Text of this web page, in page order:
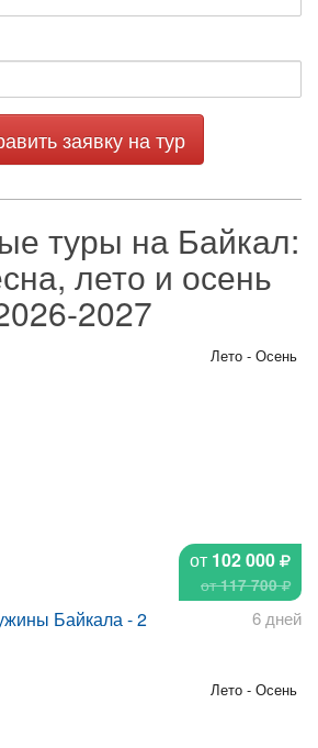
Отправить заявку на тур
туры на Байкал:
лето и осень
2027
от 102 000
от117 700
Лето - Осень
6 дней
Байкала - 2
Лето - Осень